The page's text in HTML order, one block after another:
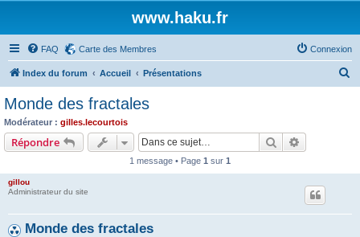
www.haku.fr
FAQ Carte des Membres Connexion
Index du forum Accueil Présentations
Monde des fractales
Modérateur : gilles.lecourtois
Répondre Rechercher
1 message • Page 1 sur 1
gillou
Administrateur du site
Monde des fractales